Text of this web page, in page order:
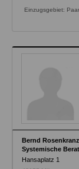
Einzugsgebiet:
Bernd
Systemische
Hansaplatz 1